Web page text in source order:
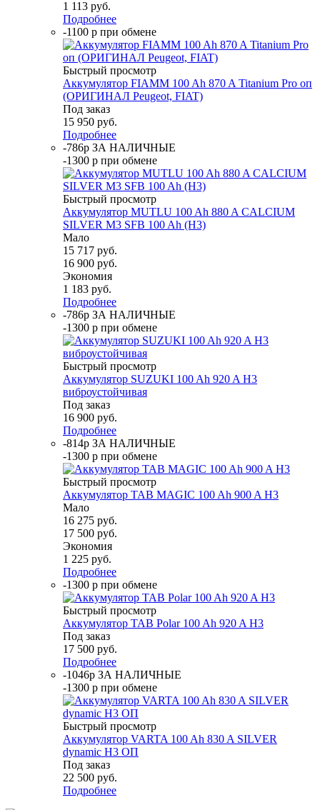
1 113 руб.
Подробнее
-1100 р при обмене
Быстрый просмотр
Аккумулятор FIAMM 100 Ah 870 A Titanium Pro оп
(ОРИГИНАЛ Peugeot, FIAT)
Под заказ
15 950 руб.
Подробнее
-786р ЗА НАЛИЧНЫЕ
-1300 р при обмене
Быстрый просмотр
Аккумулятор MUTLU 100 Ah 880 A CALCIUM
SILVER M3 SFB 100 Ah (H3)
Мало
15 717 руб.
16 900 руб.
Экономия
1 183 руб.
Подробнее
-786р ЗА НАЛИЧНЫЕ
-1300 р при обмене
Быстрый просмотр
Аккумулятор SUZUKI 100 Ah 920 A H3
виброустойчивая
Под заказ
16 900 руб.
Подробнее
-814р ЗА НАЛИЧНЫЕ
-1300 р при обмене
Быстрый просмотр
Аккумулятор TAB MAGIC 100 Ah 900 A H3
Мало
16 275 руб.
17 500 руб.
Экономия
1 225 руб.
Подробнее
-1300 р при обмене
Быстрый просмотр
Аккумулятор TAB Polar 100 Ah 920 A H3
Под заказ
17 500 руб.
Подробнее
-1046р ЗА НАЛИЧНЫЕ
-1300 р при обмене
Быстрый просмотр
Аккумулятор VARTA 100 Ah 830 A SILVER
dynamic H3 ОП
Под заказ
22 500 руб.
Подробнее